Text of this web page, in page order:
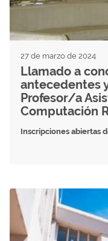
27 de marzo de 2024
Llamado a
antecedentes
Profesor/a
Computación
Inscripciones abiertas